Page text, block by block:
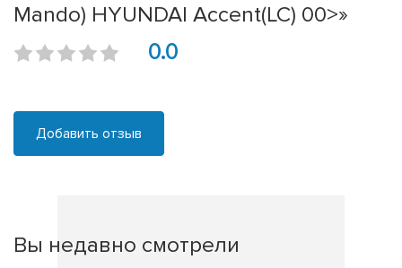
Mando) HYUNDAI Accent(LC) 00>»
0.0
Добавить отзыв
Вы недавно смотрели